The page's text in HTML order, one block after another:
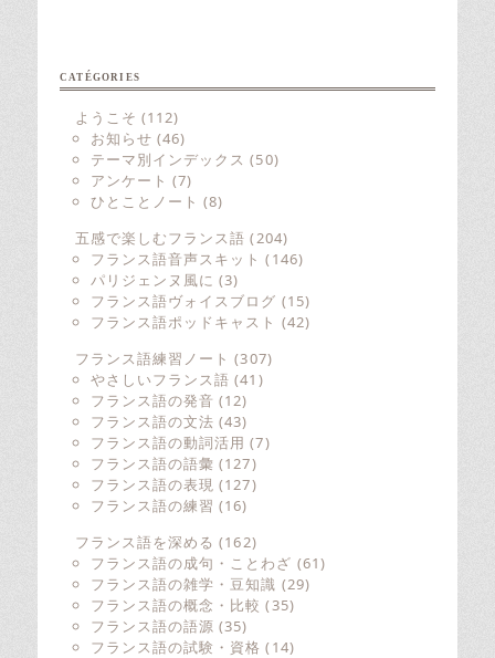
CATÉGORIES
ようこそ (112)
お知らせ (46)
テーマ別インデックス (50)
アンケート (7)
ひとことノート (8)
五感で楽しむフランス語 (204)
フランス語音声スキット (146)
パリジェンヌ風に (3)
フランス語ヴォイスブログ (15)
フランス語ポッドキャスト (42)
フランス語練習ノート (307)
やさしいフランス語 (41)
フランス語の発音 (12)
フランス語の文法 (43)
フランス語の動詞活用 (7)
フランス語の語彙 (127)
フランス語の表現 (127)
フランス語の練習 (16)
フランス語を深める (162)
フランス語の成句・ことわざ (61)
フランス語の雑学・豆知識 (29)
フランス語の概念・比較 (35)
フランス語の語源 (35)
フランス語の試験・資格 (14)